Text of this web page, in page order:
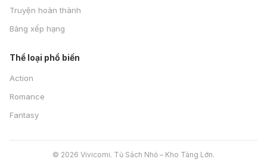
Truyện hoàn thành
Bảng xếp hạng
Thể loại phổ biến
Action
Romance
Fantasy
© 2026 Vivicomi. Tủ Sách Nhỏ – Kho Tàng Lớn.